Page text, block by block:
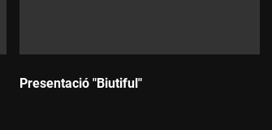
Presentació "Biutiful"